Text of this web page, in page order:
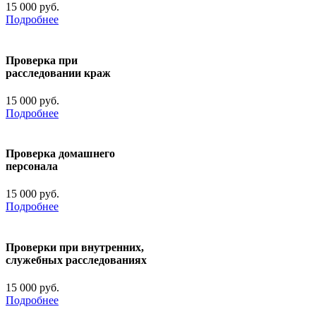
15 000 руб.
Подробнее
Проверка при
расследовании краж
15 000 руб.
Подробнее
Проверка домашнего
персонала
15 000 руб.
Подробнее
Проверки при внутренних,
служебных расследованиях
15 000 руб.
Подробнее